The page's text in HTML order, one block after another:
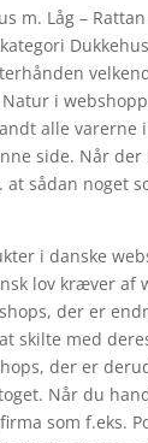
m. Låg –
Natur i
alle varerne
side. Når
sådan noget
i danske
lov kræver
der er
skilte med
der er
Når du
som f.eks.